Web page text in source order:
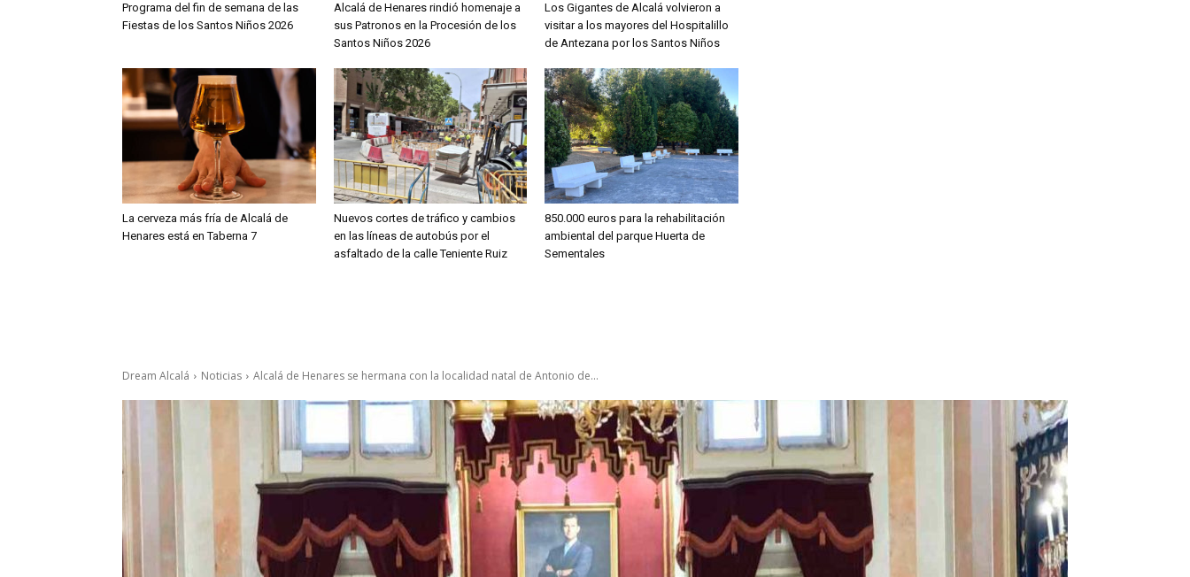
Programa del fin de semana de las
Fiestas de los Santos Niños 2026
Alcalá de Henares rindió homenaje a
sus Patronos en la Procesión de los
Santos Niños 2026
Los Gigantes de Alcalá volvieron a
visitar a los mayores del Hospitalillo
de Antezana por los Santos Niños
La cerveza más fría de Alcalá de
Henares está en Taberna 7
Nuevos cortes de tráfico y cambios
en las líneas de autobús por el
asfaltado de la calle Teniente Ruiz
850.000 euros para la rehabilitación
ambiental del parque Huerta de
Sementales